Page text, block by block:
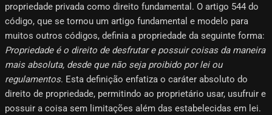
propriedade privada como direito fundamental. O artigo 544 do
código, que se tornou um artigo fundamental e modelo para
muitos outros códigos, definia a propriedade da seguinte forma:
Propriedade é o direito de desfrutar e possuir coisas da maneira
mais absoluta, desde que não seja proibido por lei ou
regulamentos. Esta definição enfatiza o caráter absoluto do
direito de propriedade, permitindo ao proprietário usar, usufruir e
possuir a coisa sem limitações além das estabelecidas em lei.